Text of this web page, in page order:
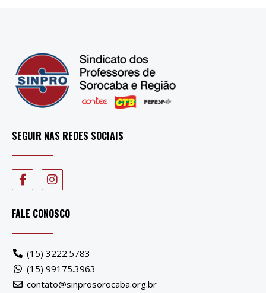
SEGUIR NAS REDES SOCIAIS
FALE CONOSCO
(15) 3222.5783
(15) 99175.3963
contato@sinprosorocaba.org.br